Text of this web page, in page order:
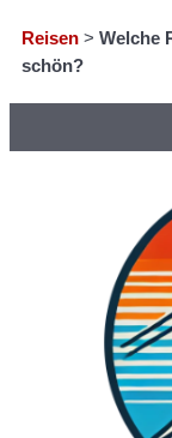
Reisen > Welche
schön?